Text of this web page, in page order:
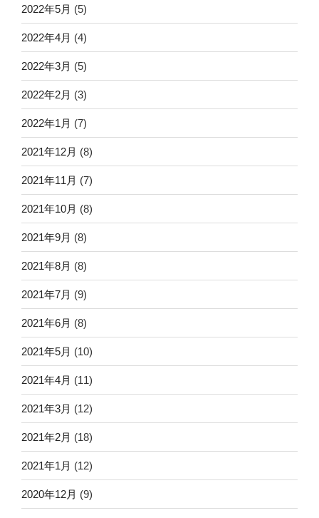
2022年5月 (5)
2022年4月 (4)
2022年3月 (5)
2022年2月 (3)
2022年1月 (7)
2021年12月 (8)
2021年11月 (7)
2021年10月 (8)
2021年9月 (8)
2021年8月 (8)
2021年7月 (9)
2021年6月 (8)
2021年5月 (10)
2021年4月 (11)
2021年3月 (12)
2021年2月 (18)
2021年1月 (12)
2020年12月 (9)